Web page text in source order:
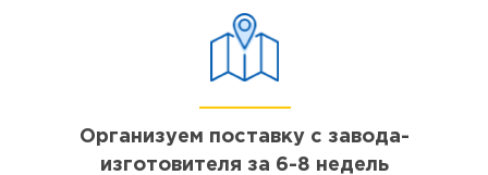
Организуем поставку с завода-
изготовителя за 6-8 недель